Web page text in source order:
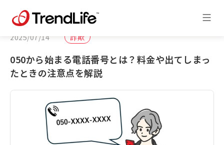
2025/07/14 詐欺
050から始まる電話番号とは？料金や出てしまっ
たときの注意点を解説